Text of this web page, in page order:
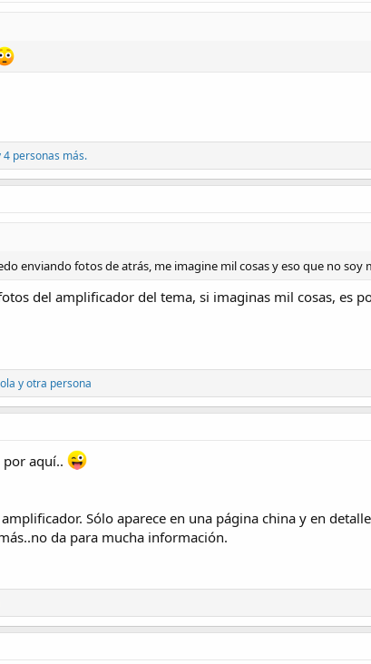
4 personas más.
enviando fotos de atrás, me imagine mil cosas y eso que no soy
del amplificador del tema, si imaginas mil cosas, es
y otra persona
por aquí..
Sólo aparece en una página china y en
da para mucha información.